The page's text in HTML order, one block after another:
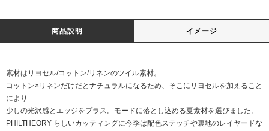
商品説明 イメージ
素材はリヨセル/コットン/リネンのツイル素材。
コットン×リネンだけだとナチュラルになるため、そこにリヨセルを加えること
により
少しの光沢感とエッジをプラス。モードに落とし込める夏素材を選びました。
PHILTHEORY らしいカッティングに今季は配色ステッチや裏地のレイヤードな